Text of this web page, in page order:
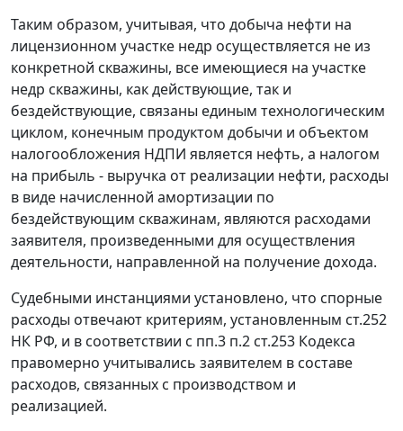
Таким образом, учитывая, что добыча нефти на
лицензионном участке недр осуществляется не из
конкретной скважины, все имеющиеся на участке
недр скважины, как действующие, так и
бездействующие, связаны единым технологическим
циклом, конечным продуктом добычи и объектом
налогообложения НДПИ является нефть, а налогом
на прибыль - выручка от реализации нефти, расходы
в виде начисленной амортизации по
бездействующим скважинам, являются расходами
заявителя, произведенными для осуществления
деятельности, направленной на получение дохода.
Судебными инстанциями установлено, что спорные
расходы отвечают критериям, установленным ст.252
НК РФ, и в соответствии с пп.3 п.2 ст.253 Кодекса
правомерно учитывались заявителем в составе
расходов, связанных с производством и
реализацией.